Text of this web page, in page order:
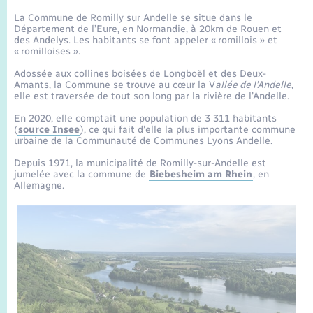
Périscolaire et centres de loisir
Jeunesse
Etat-civil - Papiers - Citoyenneté
Mariage – PACS
Parrainage civil
Logement - Urbanisme
Loisirs
Tourisme
Nouvel habitant
Sécurité - Prévention
Transports scolaires
Travaux - Autorisation d’occupation de l’espace
public
Compétences
Plan interactif
Publications
La Communauté de communes
La Commune de Romilly sur Andelle se situe dans le
Département de l’Eure, en Normandie, à 20km de Rouen et
des Andelys. Les habitants se font appeler « romillois » et
« romilloises ».
Adossée aux collines boisées de Longboël et des Deux-
Amants, la Commune se trouve au cœur la Vallée de l’Andelle,
elle est traversée de tout son long par la rivière de l’Andelle.
En 2020, elle comptait une population de 3 311 habitants
(source Insee), ce qui fait d’elle la plus importante commune
urbaine de la Communauté de Communes Lyons Andelle.
Depuis 1971, la municipalité de Romilly-sur-Andelle est
jumelée avec la commune de Biebesheim am Rhein, en
Allemagne.